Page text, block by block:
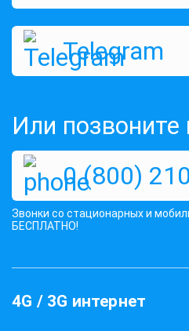
3G Wi-Fi роутер
3063 грн
1499 грн
Telegram
Или позвоните
0 (800)
Звонки со стационарных и
БЕСПЛАТНО!
4G / 3G интернет